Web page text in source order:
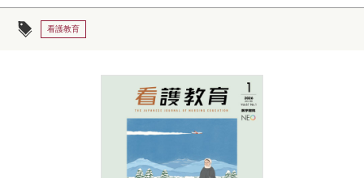
看護教育